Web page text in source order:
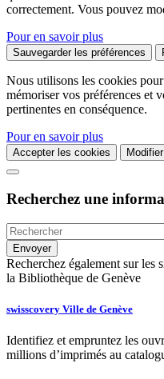
correctement. Vous pouvez
Pour en savoir plus
Sauvegarder les préférences
Nous utilisons les cookies
mémoriser vos préférences et
pertinentes en conséquence.
Pour en savoir plus
Accepter les cookies
Recherchez une
Recherchez également sur les
la Bibliothèque de Genève
swisscovery Ville de Genève
Identifiez et empruntez les
millions d’imprimés au